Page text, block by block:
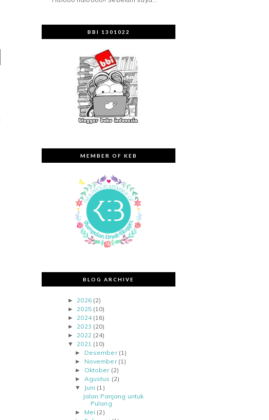
BBI 1301022
MEMBER OF KEB
BLOG ARCHIVE
► 2026 (2)
► 2025 (10)
► 2024 (16)
► 2023 (20)
► 2022 (24)
▼ 2021 (10)
► Desember (1)
► November (1)
► Oktober (2)
► Agustus (2)
▼ Juni (1)
Jalan Panjang untuk
Pulang
► Mei (2)